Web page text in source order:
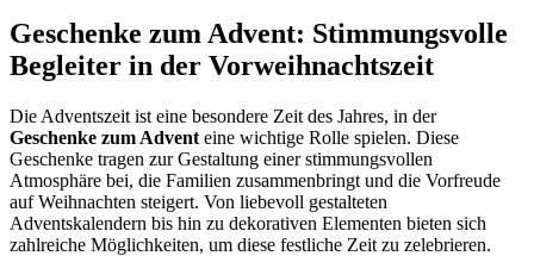
Geschenke zum Advent: Stimmungsvolle
Begleiter in der Vorweihnachtszeit
Die Adventszeit ist eine besondere Zeit des Jahres, in der
Geschenke zum Advent eine wichtige Rolle spielen. Diese
Geschenke tragen zur Gestaltung einer stimmungsvollen
Atmosphäre bei, die Familien zusammenbringt und die Vorfreude
auf Weihnachten steigert. Von liebevoll gestalteten
Adventskalendern bis hin zu dekorativen Elementen bieten sich
zahlreiche Möglichkeiten, um diese festliche Zeit zu zelebrieren.